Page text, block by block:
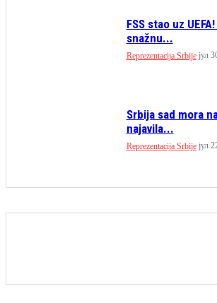
FSS stao uz
snažnu...
Reprezentacija Srbije јул
Srbija sad mora na
najavila...
Reprezentacija Srbije јул